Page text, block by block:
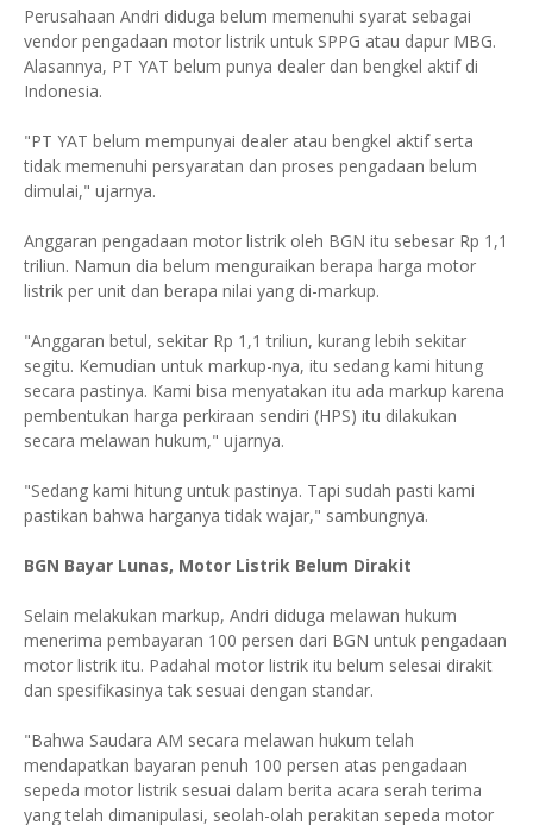
Perusahaan Andri diduga belum memenuhi syarat sebagai
vendor pengadaan motor listrik untuk SPPG atau dapur MBG.
Alasannya, PT YAT belum punya dealer dan bengkel aktif di
Indonesia.
"PT YAT belum mempunyai dealer atau bengkel aktif serta
tidak memenuhi persyaratan dan proses pengadaan belum
dimulai," ujarnya.
Anggaran pengadaan motor listrik oleh BGN itu sebesar Rp 1,1
triliun. Namun dia belum menguraikan berapa harga motor
listrik per unit dan berapa nilai yang di-markup.
"Anggaran betul, sekitar Rp 1,1 triliun, kurang lebih sekitar
segitu. Kemudian untuk markup-nya, itu sedang kami hitung
secara pastinya. Kami bisa menyatakan itu ada markup karena
pembentukan harga perkiraan sendiri (HPS) itu dilakukan
secara melawan hukum," ujarnya.
"Sedang kami hitung untuk pastinya. Tapi sudah pasti kami
pastikan bahwa harganya tidak wajar," sambungnya.
BGN Bayar Lunas, Motor Listrik Belum Dirakit
Selain melakukan markup, Andri diduga melawan hukum
menerima pembayaran 100 persen dari BGN untuk pengadaan
motor listrik itu. Padahal motor listrik itu belum selesai dirakit
dan spesifikasinya tak sesuai dengan standar.
"Bahwa Saudara AM secara melawan hukum telah
mendapatkan bayaran penuh 100 persen atas pengadaan
sepeda motor listrik sesuai dalam berita acara serah terima
yang telah dimanipulasi, seolah-olah perakitan sepeda motor